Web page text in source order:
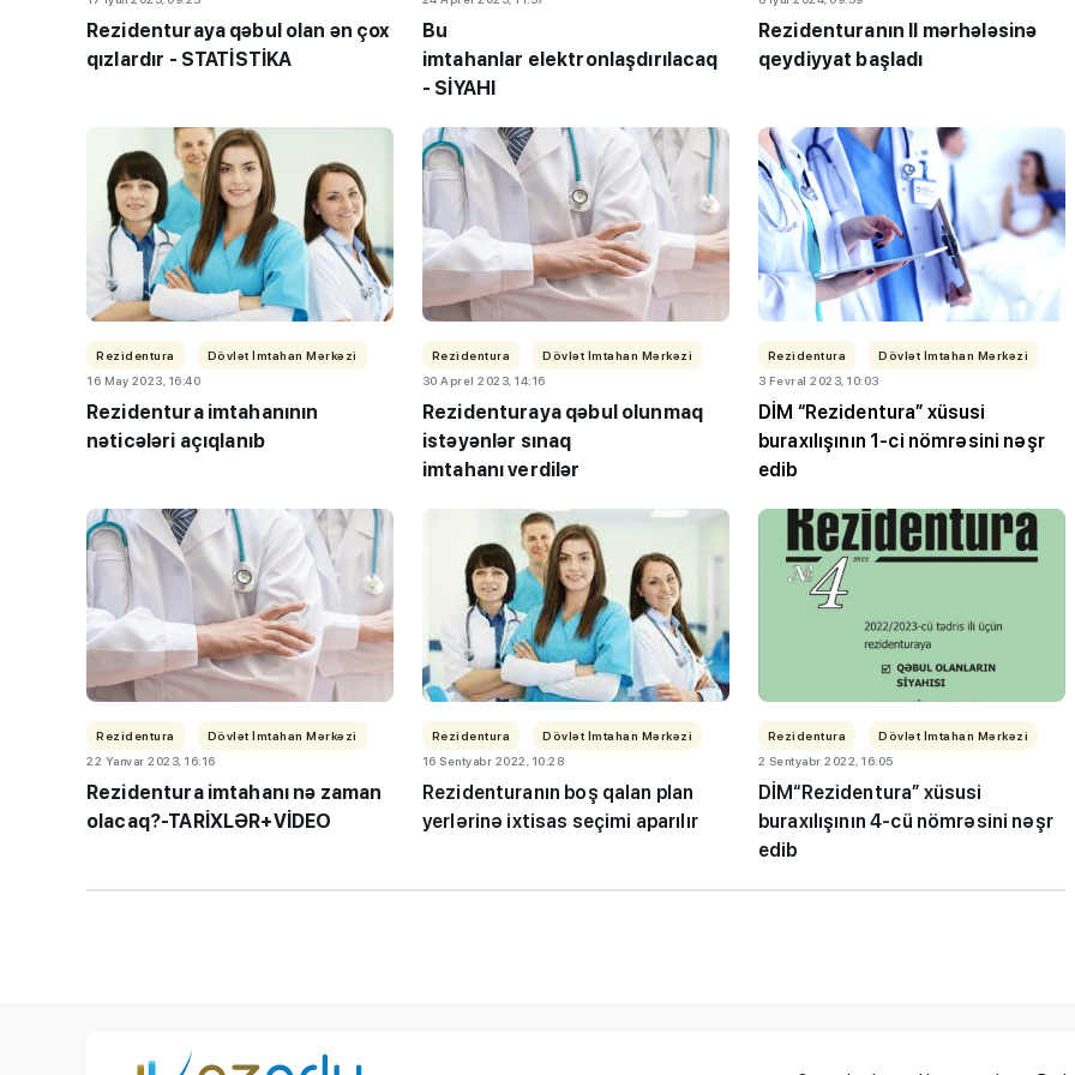
Rezidenturaya qəbul olan ən çox
qızlardır - STATİSTİKA
Bu
imtahanlar elektronlaşdırılacaq
- SİYAHI
Rezidenturanın II mərhələsinə
qeydiyyat başladı
Rezidentura
Dövlət İmtahan Mərkəzi
16 May 2023, 16:40
Rezidentura imtahanının
nəticələri açıqlanıb
Rezidentura
Dövlət İmtahan Mərkəzi
30 Aprel 2023, 14:16
Rezidenturaya qəbul olunmaq
istəyənlər sınaq
imtahanı verdilər
Rezidentura
Dövlət İmtahan Mərkəzi
3 Fevral 2023, 10:03
DİM “Rezidentura” xüsusi
buraxılışının 1-ci nömrəsini nəşr
edib
Rezidentura
Dövlət İmtahan Mərkəzi
22 Yanvar 2023, 16:16
Rezidentura imtahanı nə zaman
olacaq?-TARİXLƏR+VİDEO
Rezidentura
Dövlət İmtahan Mərkəzi
16 Sentyabr 2022, 10:28
Rezidenturanın boş qalan plan
yerlərinə ixtisas seçimi aparılır
Rezidentura
Dövlət İmtahan Mərkəzi
2 Sentyabr 2022, 16:05
DİM“Rezidentura” xüsusi
buraxılışının 4-cü nömrəsini nəşr
edib
“Həftənin təhsil icmalı”- MİQ,
lisey seçimi, bağçalar və qəbul
imtahanları...
"Həftənin təhsil icmalı": Qəbul
marafonu başa çatdı,
müəllimlərin nəticələri dəyişdi...
BMU-İNHA ikili diplom
proqramına qəbul imtahanları
keçirilib
MİQ balına görə Bakı üzrə
birinci, respublika üzrə
OLDU